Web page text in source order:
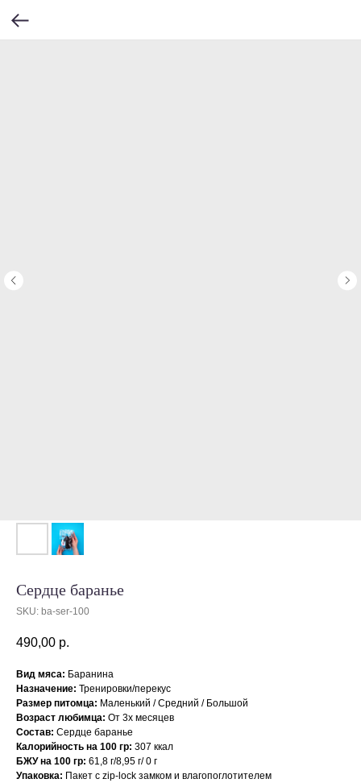
Сердце баранье
SKU: ba-ser-100
490,00 р.
Вид мяса: Баранина
Назначение: Тренировки/перекус
Размер питомца: Маленький / Средний / Большой
Возраст любимца: От 3х месяцев
Состав: Сердце баранье
Калорийность на 100 гр: 307 ккал
БЖУ на 100 гр: 61,8 г/8,95 г/ 0 г
Упаковка: Пакет с zip-lock замком и влагопоглотителем